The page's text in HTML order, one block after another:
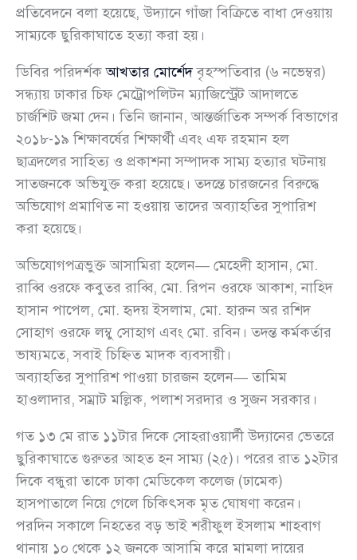
প্রতিবেদনে বলা হয়েছে, উদ্যানে গাঁজা বিক্রিতে বাধা দেওয়ায়
সাম্যকে ছুরিকাঘাতে হত্যা করা হয়।
ডিবির পরিদর্শকআখতার মোর্শেদবৃহস্পতিবার (৬ নভেম্বর)
সন্ধ্যায় ঢাকার চিফ মেট্রোপলিটন ম্যাজিস্ট্রেট আদালতে
চার্জশিট জমা দেন। তিনি জানান, আন্তর্জাতিক সম্পর্ক বিভাগের
২০১৮-১৯ শিক্ষাবর্ষের শিক্ষার্থী এবং এফ রহমান হল
ছাত্রদলের সাহিত্য ও প্রকাশনা সম্পাদক সাম্য হত্যার ঘটনায়
সাতজনকে অভিযুক্ত করা হয়েছে। তদন্তে চারজনের বিরুদ্ধে
অভিযোগ প্রমাণিত না হওয়ায় তাদের অব্যাহতির সুপারিশ
করা হয়েছে।
অভিযোগপত্রভুক্ত আসামিরা হলেন— মেহেদী হাসান, মো.
রাব্বি ওরফে কবুতর রাব্বি, মো. রিপন ওরফে আকাশ, নাহিদ
হাসান পাপেল, মো. হৃদয় ইসলাম, মো. হারুন অর রশিদ
সোহাগ ওরফে লম্বু সোহাগ এবং মো. রবিন। তদন্ত কর্মকর্তার
ভাষ্যমতে, সবাই চিহ্নিত মাদক ব্যবসায়ী।
অব্যাহতির সুপারিশ পাওয়া চারজন হলেন— তামিম
হাওলাদার, সম্রাট মল্লিক, পলাশ সরদার ও সুজন সরকার।
গত ১৩ মে রাত ১১টার দিকে সোহরাওয়ার্দী উদ্যানের ভেতরে
ছুরিকাঘাতে গুরুতর আহত হন সাম্য (২৫)। পরের রাত ১২টার
দিকে বন্ধুরা তাকে ঢাকা মেডিকেল কলেজ (ঢামেক)
হাসপাতালে নিয়ে গেলে চিকিৎসক মৃত ঘোষণা করেন।
পরদিন সকালে নিহতের বড় ভাই শরীফুল ইসলাম শাহবাগ
থানায় ১০ থেকে ১২ জনকে আসামি করে মামলা দায়ের